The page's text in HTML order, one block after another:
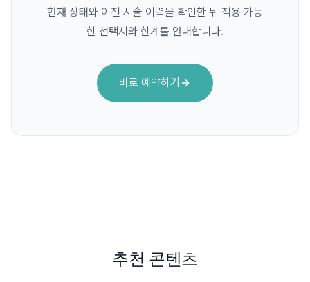
현재 상태와 이전 시술 이력을 확인한 뒤 적용 가능
한 선택지와 한계를 안내합니다.
바로 예약하기
추천 콘텐츠